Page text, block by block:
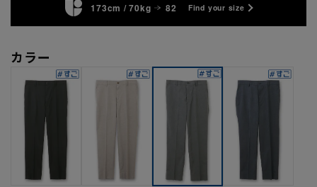
173cm / 70kg 82 Find your size
カラー